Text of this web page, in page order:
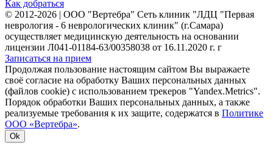
Как добраться
© 2012-2026 | ООО "Вертебра" Сеть клиник "ЛДЦ "Первая
неврология - 6 неврологических клиник" (г.Самара)
осуществляет медицинскую деятельность на основании
лицензии Л041-01184-63/00358038 от 16.11.2020 г. г
Записаться на прием
Продолжая пользование настоящим сайтом Вы выражаете
своё согласие на обработку Ваших персональных данных
(файлов cookie) с использованием трекеров "Yandex.Metrics".
Порядок обработки Ваших персональных данных, а также
реализуемые требования к их защите, содержатся в Политике
ООО «Вертебра».
Ok